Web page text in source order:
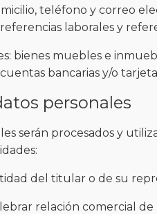
teléfono y correo
laborales y
bienes muebles e
bancarias y/o
personales
serán procesados y
del titular o de su
relación comercial